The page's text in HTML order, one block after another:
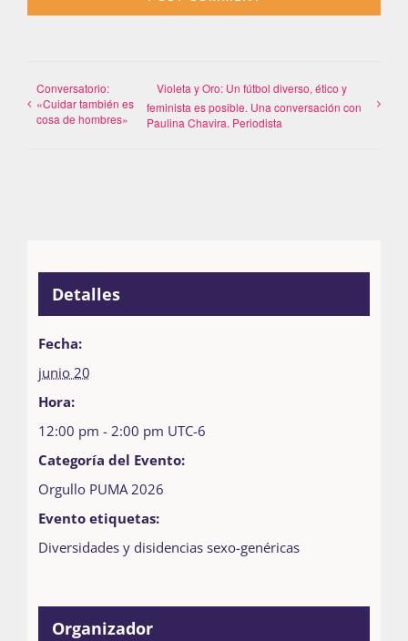
Conversatorio:
«Cuidar también es
cosa de hombres»
Violeta y Oro: Un fútbol diverso, ético y
feminista es posible. Una conversación con
Paulina Chavira. Periodista
Detalles
Fecha:
junio 20
Hora:
12:00 pm - 2:00 pm UTC-6
Categoría del Evento:
Orgullo PUMA 2026
Evento etiquetas:
Diversidades y disidencias sexo-genéricas
Organizador